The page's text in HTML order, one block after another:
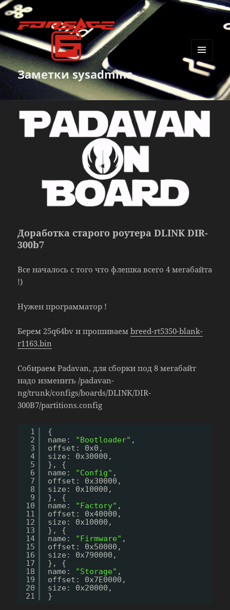
Заметки sysadmina
МЕНЮ
И
ВИДЖЕТЫ
Доработка старого роутера DLINK DIR-
300b7
Все началось с того что флешка всего 4 мегабайта
!)
Нужен программатор !
Берем 25q64bv и прошиваемbreed-rt5350-blank-
r1163.bin
Собираем Padavan, для сборки под 8 мегабайт
надо изменить /padavan-
ng/trunk/configs/boards/DLINK/DIR-
300B7/partitions.config
1
2
3
4
5
6
7
8
9
10
11
12
13
14
15
16
17
18
19
20
21
{
name: "Bootloader" ,
offset: 0x0,
size: 0x30000,
}, {
name: "Config" ,
offset: 0x30000,
size: 0x10000,
}, {
name: "Factory" ,
offset: 0x40000,
size: 0x10000,
}, {
name: "Firmware" ,
offset: 0x50000,
size: 0x790000,
}, {
name: "Storage" ,
offset: 0x7E0000,
size: 0x20000,
}